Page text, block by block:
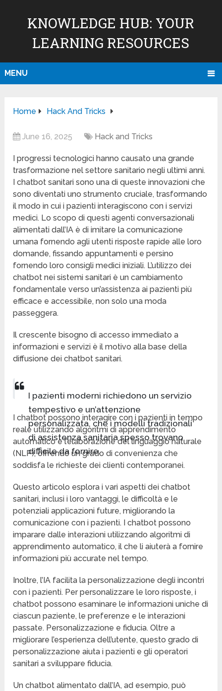
KNOWLEDGE HUB: YOUR
LEARNING RESOURCES
MENU
Home Hack And Tricks
June 16, 2025 Hack and Tricks
I progressi tecnologici hanno causato una grande
trasformazione nel settore sanitario negli ultimi anni.
I chatbot sanitari sono una di queste innovazioni che
sono diventati uno strumento cruciale, trasformando
il modo in cui i pazienti interagiscono con i servizi
medici. Lo scopo di questi agenti conversazionali
alimentati dall’IA è di imitare la comunicazione
umana fornendo agli utenti risposte rapide alle loro
domande, fissando appuntamenti e persino
fornendo loro consigli medici iniziali. L’utilizzo dei
chatbot nei sistemi sanitari è un cambiamento
fondamentale verso un’assistenza ai pazienti più
efficace e accessibile, non solo una moda
passeggera.
Il crescente bisogno di accesso immediato a
informazioni e servizi è il motivo alla base della
diffusione dei chatbot sanitari.
I pazienti moderni richiedono un servizio
tempestivo e un’attenzione
personalizzata, che i modelli tradizionali
di assistenza sanitaria spesso trovano
difficile da fornire.
I chatbot possono interagire con i pazienti in tempo
reale utilizzando algoritmi di apprendimento
automatico e l’elaborazione del linguaggio naturale
(NLP), offrendo un grado di convenienza che
soddisfa le richieste dei clienti contemporanei.
Questo articolo esplora i vari aspetti dei chatbot
sanitari, inclusi i loro vantaggi, le difficoltà e le
potenziali applicazioni future, migliorando la
comunicazione con i pazienti. I chatbot possono
imparare dalle interazioni utilizzando algoritmi di
apprendimento automatico, il che li aiuterà a fornire
informazioni più accurate nel tempo.
Inoltre, l’IA facilita la personalizzazione degli incontri
con i pazienti. Per personalizzare le loro risposte, i
chatbot possono esaminare le informazioni uniche di
ciascun paziente, le preferenze e le interazioni
passate. Personalizzazione e fiducia. Oltre a
migliorare l’esperienza dell’utente, questo grado di
personalizzazione aiuta i pazienti e gli operatori
sanitari a sviluppare fiducia.
Un chatbot alimentato dall’IA, ad esempio, può